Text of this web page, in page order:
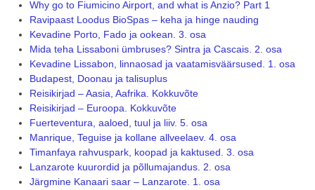
Why go to Fiumicino Airport, and what is Anzio? Part 1
Ravipaast Loodus BioSpas – keha ja hinge nauding
Kevadine Porto, Fado ja ookean. 3. osa
Mida teha Lissaboni ümbruses? Sintra ja Cascais. 2. osa
Kevadine Lissabon, linnaosad ja vaatamisväärsused. 1. osa
Budapest, Doonau ja talisuplus
Reisikirjad – Aasia, Aafrika. Kokkuvõte
Reisikirjad – Euroopa. Kokkuvõte
Fuerteventura, aaloed, tuul ja liiv. 5. osa
Manrique, Teguise ja kollane allveelaev. 4. osa
Timanfaya rahvuspark, koopad ja kaktused. 3. osa
Lanzarote kuurordid ja põllumajandus. 2. osa
Järgmine Kanaari saar – Lanzarote. 1. osa